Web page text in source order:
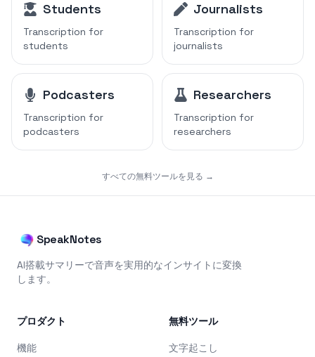
Students
Transcription for
students
Journalists
Transcription for
journalists
Podcasters
Transcription for
podcasters
Researchers
Transcription for
researchers
すべての無料ツールを見る →
SpeakNotes
AI搭載サマリーで音声を実用的なインサイトに変換
します。
プロダクト
機能
無料ツール
文字起こし